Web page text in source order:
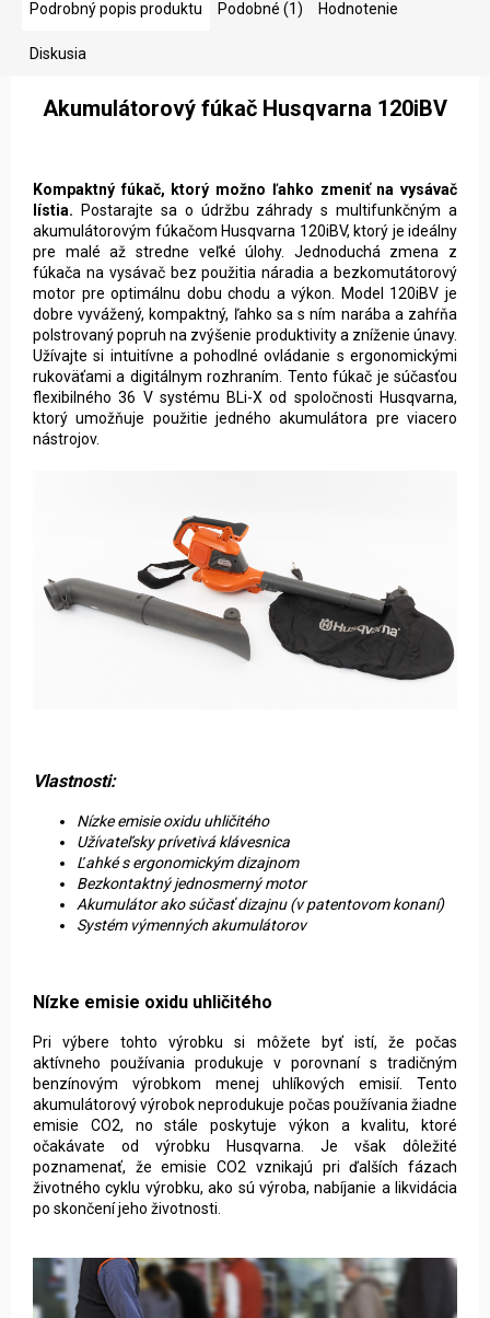
Podrobný popis produktu Podobné (1) Hodnotenie
Diskusia
Akumulátorový fúkač Husqvarna 120iBV
Kompaktný fúkač, ktorý možno ľahko zmeniť na vysávač
lístia. Postarajte sa o údržbu záhrady s multifunkčným a
akumulátorovým fúkačom Husqvarna 120iBV, ktorý je ideálny
pre malé až stredne veľké úlohy. Jednoduchá zmena z
fúkača na vysávač bez použitia náradia a bezkomutátorový
motor pre optimálnu dobu chodu a výkon. Model 120iBV je
dobre vyvážený, kompaktný, ľahko sa s ním narába a zahŕňa
polstrovaný popruh na zvýšenie produktivity a zníženie únavy.
Užívajte si intuitívne a pohodlné ovládanie s ergonomickými
rukoväťami a digitálnym rozhraním. Tento fúkač je súčasťou
flexibilného 36 V systému BLi-X od spoločnosti Husqvarna,
ktorý umožňuje použitie jedného akumulátora pre viacero
nástrojov.
Vlastnosti:
Nízke emisie oxidu uhličitého
Užívateľsky prívetivá klávesnica
Ľahké s ergonomickým dizajnom
Bezkontaktný jednosmerný motor
Akumulátor ako súčasť dizajnu (v patentovom konaní)
Systém výmenných akumulátorov
Nízke emisie oxidu uhličitého
Pri výbere tohto výrobku si môžete byť istí, že počas
aktívneho používania produkuje v porovnaní s tradičným
benzínovým výrobkom menej uhlíkových emisií. Tento
akumulátorový výrobok neprodukuje počas používania žiadne
emisie CO2, no stále poskytuje výkon a kvalitu, ktoré
očakávate od výrobku Husqvarna. Je však dôležité
poznamenať, že emisie CO2 vznikajú pri ďalších fázach
životného cyklu výrobku, ako sú výroba, nabíjanie a likvidácia
po skončení jeho životnosti.